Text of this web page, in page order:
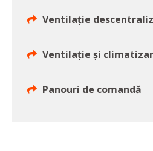
Ventilație
Ventilație și
Panouri de comandă